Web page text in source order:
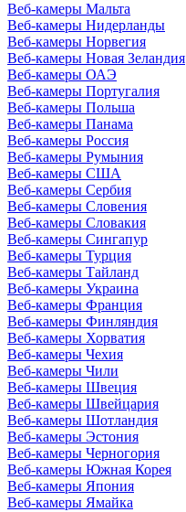
Веб-камеры Мальта
Веб-камеры Нидерланды
Веб-камеры Норвегия
Веб-камеры Новая Зеландия
Веб-камеры ОАЭ
Веб-камеры Португалия
Веб-камеры Польша
Веб-камеры Панама
Веб-камеры Россия
Веб-камеры Румыния
Веб-камеры США
Веб-камеры Сербия
Веб-камеры Словения
Веб-камеры Словакия
Веб-камеры Сингапур
Веб-камеры Турция
Веб-камеры Тайланд
Веб-камеры Украина
Веб-камеры Франция
Веб-камеры Финляндия
Веб-камеры Хорватия
Веб-камеры Чехия
Веб-камеры Чили
Веб-камеры Швеция
Веб-камеры Швейцария
Веб-камеры Шотландия
Веб-камеры Эстония
Веб-камеры Черногория
Веб-камеры Южная Корея
Веб-камеры Япония
Веб-камеры Ямайка